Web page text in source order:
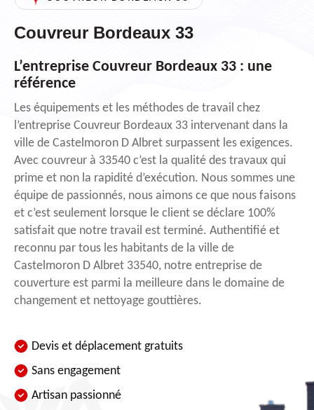
Couvreur Bordeaux 33
L’entreprise Couvreur Bordeaux 33 : une
référence
Les équipements et les méthodes de travail chez
l’entreprise Couvreur Bordeaux 33 intervenant dans la
ville de Castelmoron D Albret surpassent les exigences.
Avec couvreur à 33540 c’est la qualité des travaux qui
prime et non la rapidité d’exécution. Nous sommes une
équipe de passionnés, nous aimons ce que nous faisons
et c’est seulement lorsque le client se déclare 100%
satisfait que notre travail est terminé. Authentifié et
reconnu par tous les habitants de la ville de
Castelmoron D Albret 33540, notre entreprise de
couverture est parmi la meilleure dans le domaine de
changement et nettoyage gouttières.
Devis et déplacement gratuits
Sans engagement
Artisan passionné